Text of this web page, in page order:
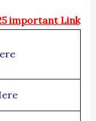
important Link